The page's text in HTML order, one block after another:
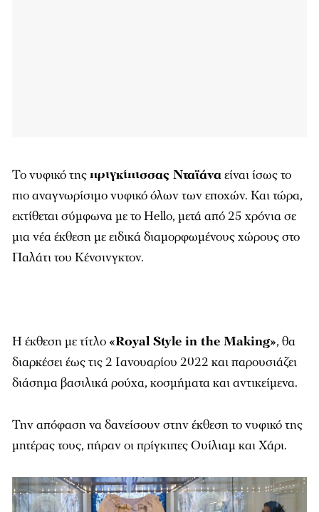
Το νυφικό τηςπριγκίπισσας Νταϊάναείναι ίσως το
πιο αναγνωρίσιμο νυφικό όλων των εποχών. Και τώρα,
εκτίθεται σύμφωνα με τοHello, μετά από 25 χρόνια σε
μια νέα έκθεση με ειδικά διαμορφωμένους χώρους στο
Παλάτι του Κένσινγκτον.
Η έκθεση με τίτλο «Royal Style in the Making», θα
διαρκέσει έως τις 2 Ιανουαρίου 2022 και παρουσιάζει
διάσημα βασιλικά ρούχα, κοσμήματα και αντικείμενα.
Την απόφαση να δανείσουν στην έκθεση το νυφικό της
μητέρας τους, πήραν οι πρίγκιπες Ουίλιαμ και Χάρι.